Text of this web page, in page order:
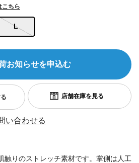
L
こちら
お知らせを申込む
い合わせる
触りのストレッチ素材です。掌側は人工